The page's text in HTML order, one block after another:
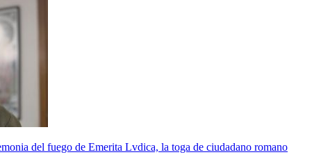
del fuego de Emerita Lvdica, la toga de ciudadano romano